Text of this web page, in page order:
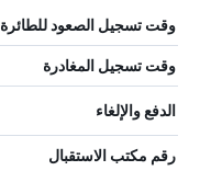
وقت تسجيل الصعود للطائرة
وقت تسجيل المغادرة
الدفع والإلغاء
رقم مكتب الاستقبال